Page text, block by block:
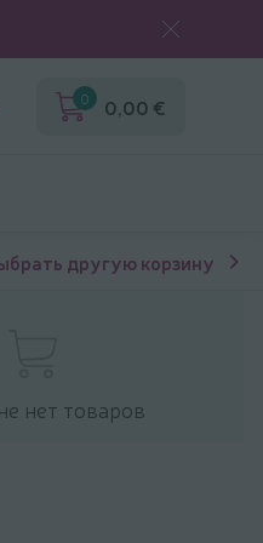
0 0,00 €
другую корзину
нет товаров